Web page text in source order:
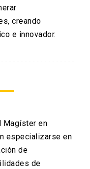
creando
e innovador.
Magíster en
especializarse en
de
de